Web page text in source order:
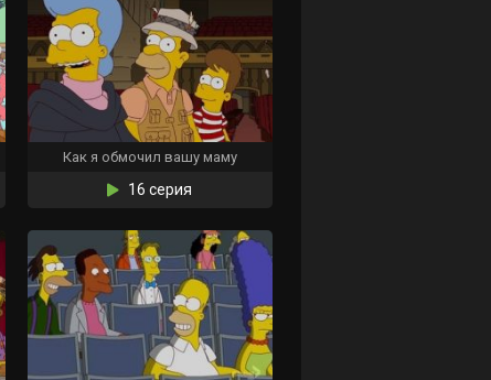
Как я обмочил вашу маму
16 серия